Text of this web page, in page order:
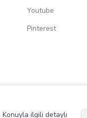
Youtube
Pinterest
ilgili detaylı